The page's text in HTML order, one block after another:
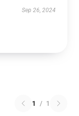
Sep 26, 2024
1 / 1